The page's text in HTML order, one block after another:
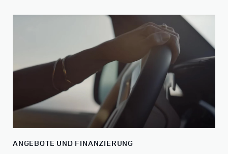
ANGEBOTE UND FINANZIERUNG